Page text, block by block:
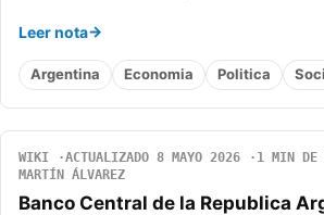
Leer nota
Argentina Economia Politica
WIKI ACTUALIZADO 8 MAYO 2026
1 MIN DE
MARTÍN ÁLVAREZ
Banco Central de la Republica